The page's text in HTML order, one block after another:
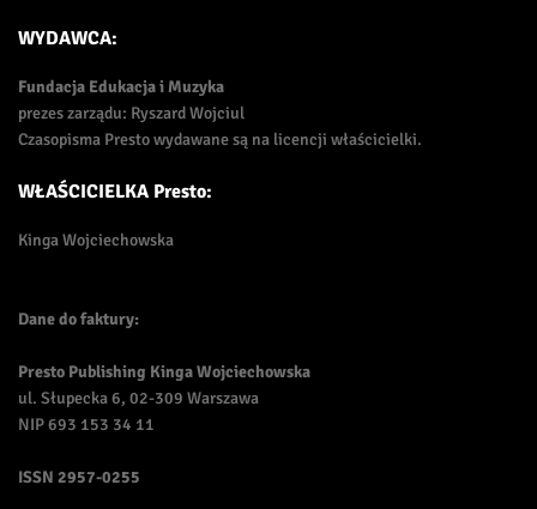
WYDAWCA:
Fundacja Edukacja i Muzyka
prezes zarządu: Ryszard Wojciul
Czasopisma Presto wydawane są na licencji właścicielki.
WŁAŚCICIELKA Presto:
Kinga Wojciechowska
Dane do faktury:
Presto Publishing Kinga Wojciechowska
ul. Słupecka 6, 02-309 Warszawa
NIP 693 153 34 11
ISSN 2957-0255